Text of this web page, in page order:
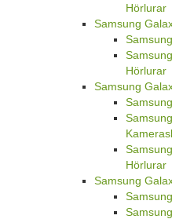
Hörlurar
Samsung
Hörlurar
Samsung
Hörlurar
Samsung